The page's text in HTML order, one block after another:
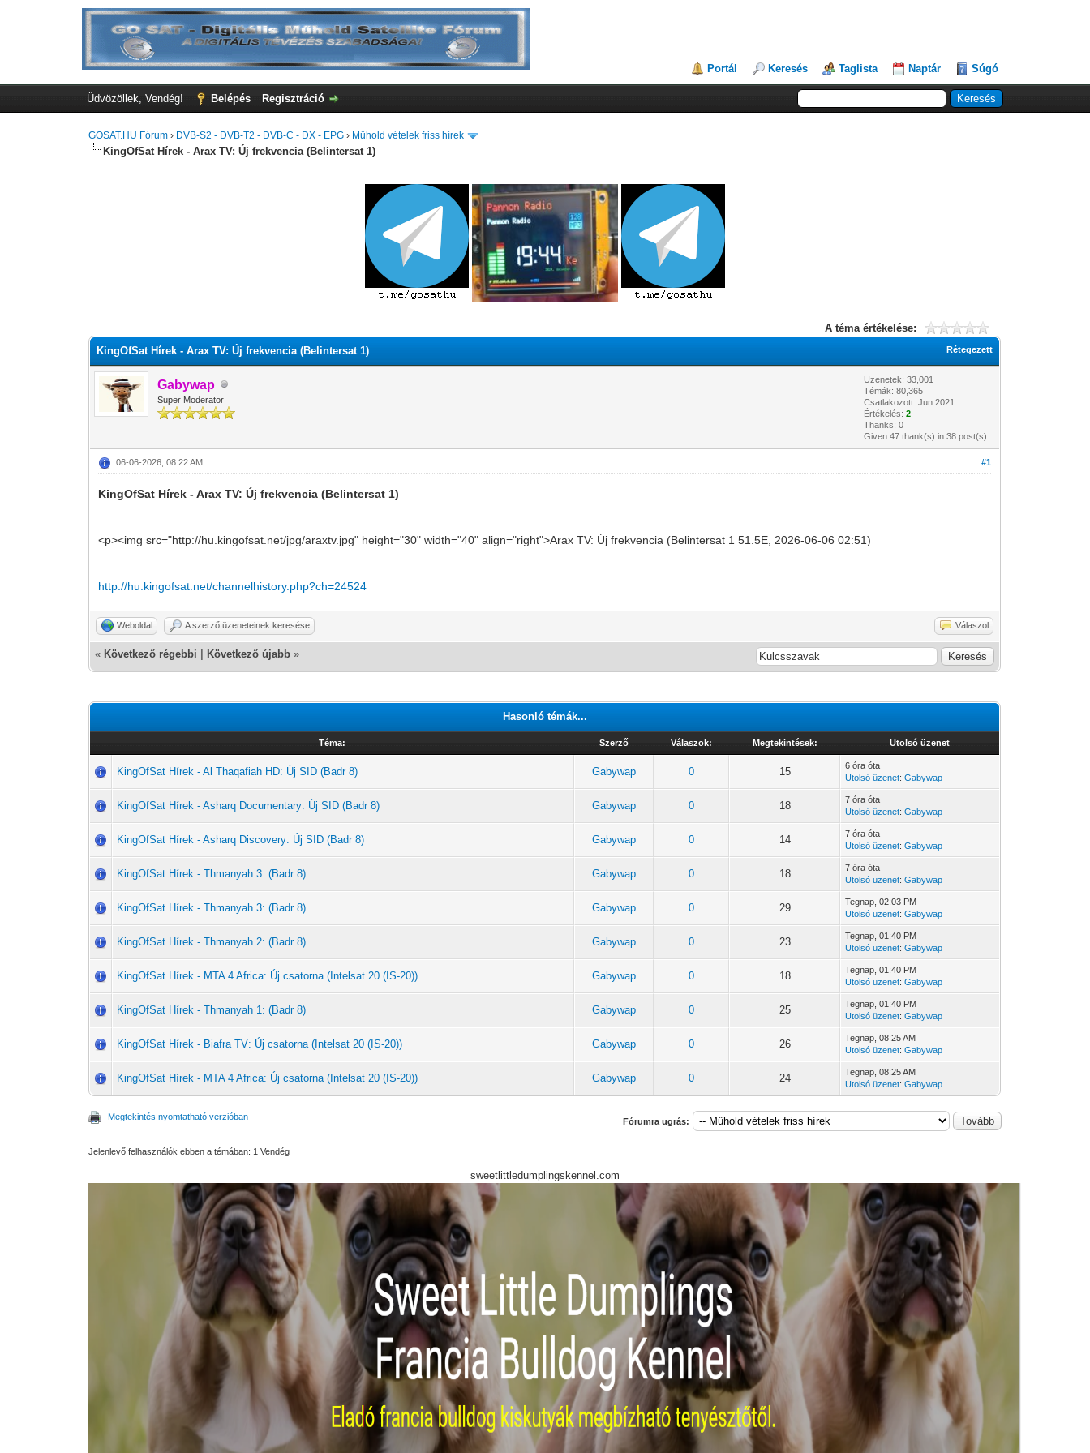
Portál Keresés Taglista Naptár Súgó
Üdvözöllek, Vendég! Belépés Regisztráció
GOSAT.HU Fórum › DVB-S2 - DVB-T2 - DVB-C - DX - EPG › Műhold vételek friss hírek
KingOfSat Hírek - Arax TV: Új frekvencia (Belintersat 1)
A téma értékelése:
Rétegezett
KingOfSat Hírek - Arax TV: Új frekvencia (Belintersat 1)
Gabywap
Super Moderator
Üzenetek: 33,001
Témák: 80,365
Csatlakozott: Jun 2021
Értékelés:2
Thanks: 0
Given 47 thank(s) in 38 post(s)
#1
06-06-2026, 08:22 AM
KingOfSat Hírek - Arax TV: Új frekvencia (Belintersat 1)
<p><img src="http://hu.kingofsat.net/jpg/araxtv.jpg" height="30" width="40" align="right">Arax TV: Új frekvencia (Belintersat 1 51.5E, 2026-06-06 02:51)
http://hu.kingofsat.net/channelhistory.php?ch=24524
Weboldal A szerző üzeneteinek keresése Válaszol
« Következő régebbi Következő újabb »
Hasonló témák...
Téma: Szerző Válaszok: Megtekintések: Utolsó üzenet
KingOfSat Hírek - Al Thaqafiah HD: Új SID (Badr 8) Gabywap 0 15
6 óra óta
Utolsó üzenet:Gabywap
KingOfSat Hírek - Asharq Documentary: Új SID (Badr 8) Gabywap 0 18
7 óra óta
Utolsó üzenet:Gabywap
KingOfSat Hírek - Asharq Discovery: Új SID (Badr 8) Gabywap 0 14
7 óra óta
Utolsó üzenet:Gabywap
KingOfSat Hírek - Thmanyah 3: (Badr 8) Gabywap 0 18
7 óra óta
Utolsó üzenet:Gabywap
KingOfSat Hírek - Thmanyah 3: (Badr 8) Gabywap 0 29 Tegnap , 02:03 PM
Utolsó üzenet:Gabywap
KingOfSat Hírek - Thmanyah 2: (Badr 8) Gabywap 0 23 Tegnap , 01:40 PM
Utolsó üzenet:Gabywap
KingOfSat Hírek - MTA 4 Africa: Új csatorna (Intelsat 20 (IS-20)) Gabywap 0 18 Tegnap , 01:40 PM
Utolsó üzenet:Gabywap
KingOfSat Hírek - Thmanyah 1: (Badr 8) Gabywap 0 25 Tegnap , 01:40 PM
Utolsó üzenet:Gabywap
KingOfSat Hírek - Biafra TV: Új csatorna (Intelsat 20 (IS-20)) Gabywap 0 26 Tegnap , 08:25 AM
Utolsó üzenet:Gabywap
KingOfSat Hírek - MTA 4 Africa: Új csatorna (Intelsat 20 (IS-20)) Gabywap 0 24 Tegnap , 08:25 AM
Utolsó üzenet:Gabywap
Megtekintés nyomtatható verzióban Fórumra ugrás:
Jelenlevő felhasználók ebben a témában: 1 Vendég
sweetlittledumplingskennel.com